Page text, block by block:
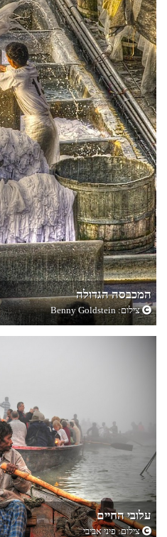
המכבסה הגדולה
צילום:Benny Goldstein
עלובי החיים
צילום:פיני אביבי